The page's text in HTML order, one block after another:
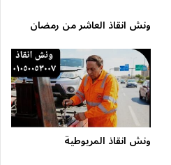
ونش انقاذ العاشر من رمضان
ونش انقاذ المريوطية